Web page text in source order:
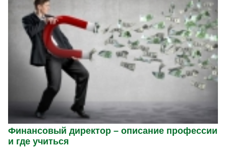
Финансовый директор – описание профессии
и где учиться